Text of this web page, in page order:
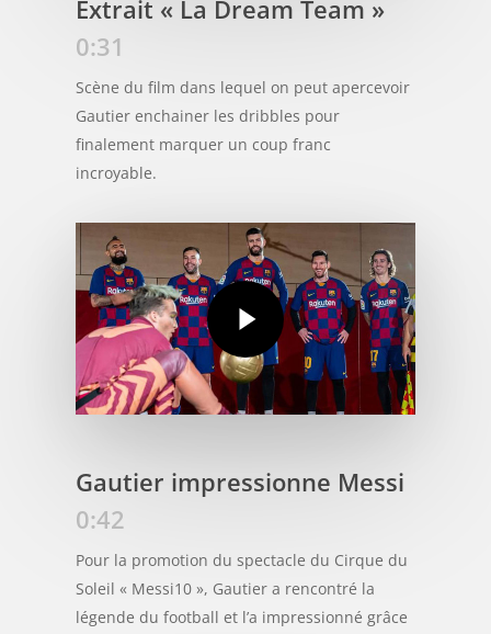
Extrait « La Dream Team »
0:31
Scène du film dans lequel on peut apercevoir
Gautier enchainer les dribbles pour
finalement marquer un coup franc
incroyable.
Gautier impressionne Messi
0:42
Pour la promotion du spectacle du Cirque du
Soleil « Messi10 », Gautier a rencontré la
légende du football et l’a impressionné grâce